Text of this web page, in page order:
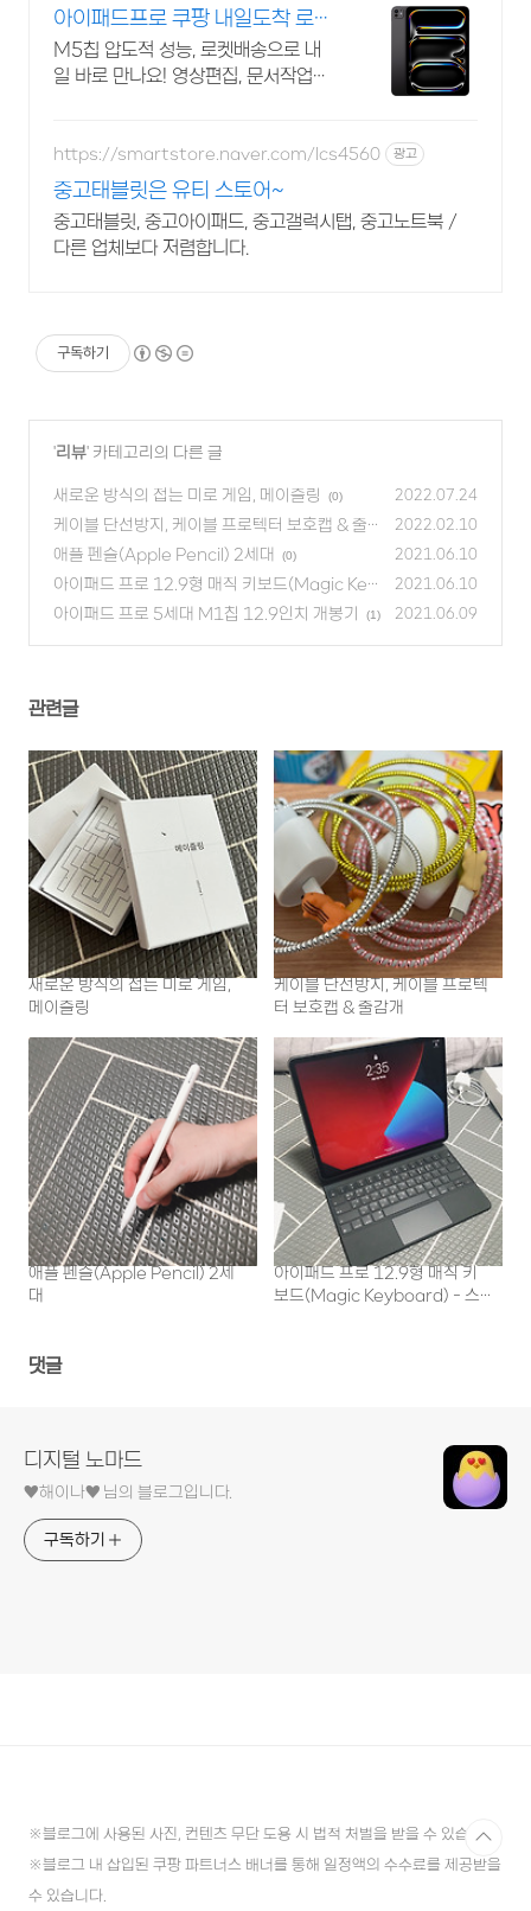
아이패드프로 쿠팡 내일도착 로켓
배송
M5칩 압도적 성능, 로켓배송으로 내
일 바로 만나요! 영상편집, 문서작업도
https://smartstore.naver.com/lcs4560 광고
중고태블릿은 유티 스토어~
중고태블릿, 중고아이패드, 중고갤럭시탭, 중고노트북 /
다른 업체보다 저렴합니다.
구독하기
'리뷰' 카테고리의 다른 글
새로운 방식의 접는 미로 게임, 메이즐링
(0) 2022.07.24
케이블 단선방지, 케이블 프로텍터 보호캡 & 줄감
개
(0)
2022.02.10
애플 펜슬(Apple Pencil) 2세대 (0) 2021.06.10
아이패드 프로 12.9형 매직 키보드(Magic Key
board) - 스페이스 그레이
(0)
2021.06.10
아이패드 프로 5세대 M1칩 12.9인치 개봉기 (1) 2021.06.09
관련글
새로운 방식의 접는 미로 게임,
메이즐링
케이블 단선방지, 케이블 프로텍
터 보호캡 & 줄감개
애플 펜슬(Apple Pencil) 2세
대
아이패드 프로 12.9형 매직 키
보드(Magic Keyboard) - 스
댓글
디지털 노마드
♥︎해이나♥︎ 님의 블로그입니다.
구독하기
※블로그에 사용된 사진, 컨텐츠 무단 도용 시 법적 처벌을 받을 수 있습니다.
※블로그 내 삽입된 쿠팡 파트너스 배너를 통해 일정액의 수수료를 제공받을
수 있습니다.